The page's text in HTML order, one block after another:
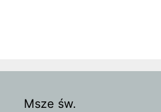
Msze św.